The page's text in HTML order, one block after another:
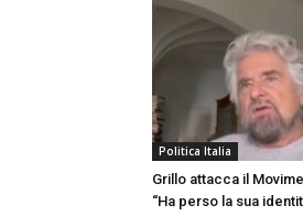
Politica Italia
Grillo attacca il
“Ha perso la sua